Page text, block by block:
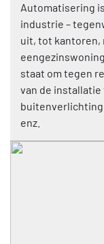
Automatisering
industrie –
uit, tot kantoren,
staat om tegen
van de
enz.